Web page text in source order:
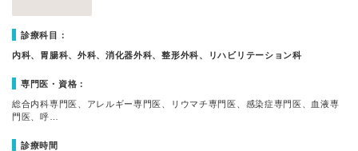
診療科目：
内科、胃腸科、外科、消化器外科、整形外科、リハビリテーション科
専門医・資格：
総合内科専門医、アレルギー専門医、リウマチ専門医、感染症専門医、血液専
門医、呼…
診療時間